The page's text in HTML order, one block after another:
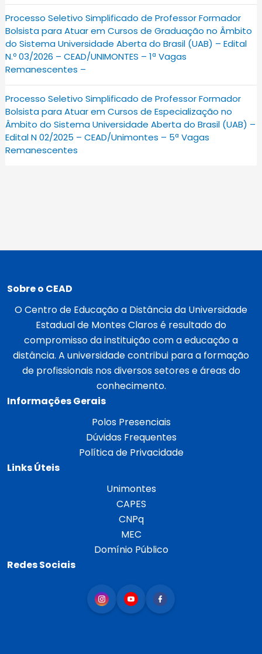
Processo Seletivo Simplificado de Professor Formador
Bolsista para Atuar em Cursos de Graduação no Âmbito
do Sistema Universidade Aberta do Brasil (UAB) – Edital
N.º 03/2026 – CEAD/UNIMONTES – 1ª Vagas
Remanescentes –
Processo Seletivo Simplificado de Professor Formador
Bolsista para Atuar em Cursos de Especialização no
Âmbito do Sistema Universidade Aberta do Brasil (UAB) –
Edital N 02/2025 – CEAD/Unimontes – 5ª Vagas
Remanescentes
Sobre o CEAD
O Centro de Educação a Distância da Universidade
Estadual de Montes Claros é resultado do
compromisso da instituição com a educação a
distância. A universidade contribui para a formação
de profissionais nos diversos setores e áreas do
conhecimento.
Informações Gerais
Polos Presenciais
Dúvidas Frequentes
Política de Privacidade
Links Úteis
Unimontes
CAPES
CNPq
MEC
Domínio Público
Redes Sociais